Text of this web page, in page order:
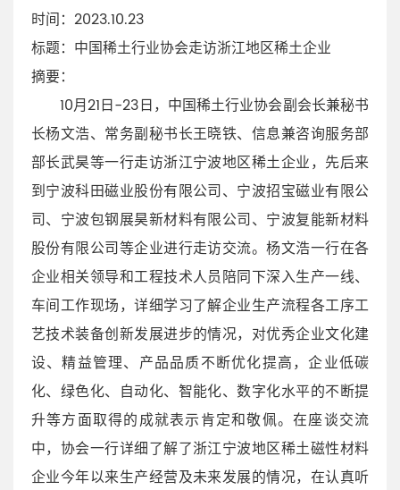
时间：2023.10.23
标题：中国稀土行业协会走访浙江地区稀土企业
摘要：
10月21日-23日，中国稀土行业协会副会长兼秘书
长杨文浩、常务副秘书长王晓铁、信息兼咨询服务部
部长武昊等一行走访浙江宁波地区稀土企业，先后来
到宁波科田磁业股份有限公司、宁波招宝磁业有限公
司、宁波包钢展昊新材料有限公司、宁波复能新材料
股份有限公司等企业进行走访交流。杨文浩一行在各
企业相关领导和工程技术人员陪同下深入生产一线、
车间工作现场，详细学习了解企业生产流程各工序工
艺技术装备创新发展进步的情况，对优秀企业文化建
设、精益管理、产品品质不断优化提高，企业低碳
化、绿色化、自动化、智能化、数字化水平的不断提
升等方面取得的成就表示肯定和敬佩。在座谈交流
中，协会一行详细了解了浙江宁波地区稀土磁性材料
企业今年以来生产经营及未来发展的情况，在认真听